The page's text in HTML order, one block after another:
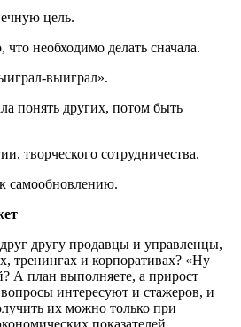
цель.
что необходимо делать сначала.
выиграл».
понять других, потом быть
творческого сотрудничества.
самообновлению.
другу продавцы и управленцы,
тренингах и корпоративах? «Ну
А план выполняете, а прирост
интересуют и стажеров, и
их можно только при